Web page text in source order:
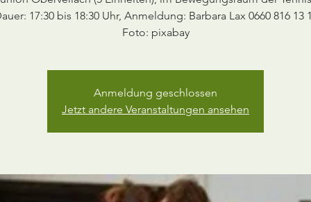
17:30 bis 18:30 Uhr, Anmeldung: Barbara Lax 0660 816 13
Foto: pixabay
Anmeldung geschlossen
Jetzt andere Veranstaltungen ansehen